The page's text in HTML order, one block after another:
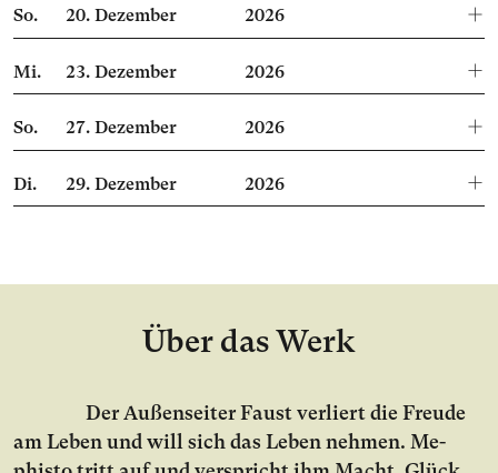
So. 20.Dezember 2026
Mi. 23.Dezember 2026
So. 27.Dezember 2026
Di. 29.Dezember 2026
Über das Werk
Der Au­ßen­sei­ter Faust ver­liert die Freu­de
am Le­ben und will sich das Le­ben neh­men. Me­